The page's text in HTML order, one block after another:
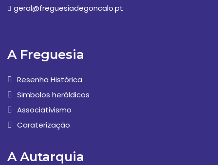
geral@freguesiadegoncalo.pt
A Freguesia
Resenha Histórica
Simbolos heráldicos
Associativismo
Caraterização
A Autarquia